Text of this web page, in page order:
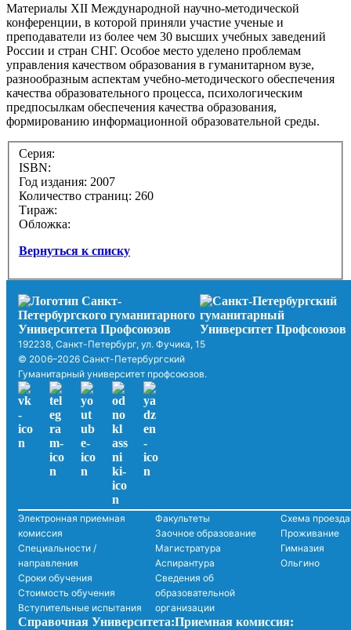
Материалы XII Международной научно-методической
конференции, в которой приняли участие ученые и
преподаватели из более чем 30 высших учебных заведений
России и стран СНГ. Особое место уделено проблемам
управления качеством образования в гуманитарном вузе,
разнообразным аспектам учебно-методического обеспечения
качества образовательного процесса, психологическим
предпосылкам обеспечения качества образования,
формированию информационной образовательной среды.
Серия:
ISBN:
Год издания: 2007
Количество страниц: 260
Тираж:
Обложка:
Вернуться к списку
192238, Санкт-Петербург, ул. Фучика, 15
© 2006–2026 Санкт-Петербургский
Гуманитарный университет профсоюзов.
Электронная приемная
комиссия
Специальности /
направления
Сроки обучения
Стоимость обучения
Вступительные испытания
Факультеты
Заочное образование
Магистратура
Аспирантура
Сведения об
образовательной
организации
Схема проезда
Проживание
Гимназия
Ольгино
Справочная Университета:Приемная комиссия: